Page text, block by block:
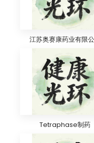
江苏奥赛康药业有限
Tetraphase制药